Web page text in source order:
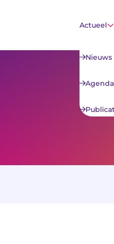
Actueel
Nieuws
Agenda